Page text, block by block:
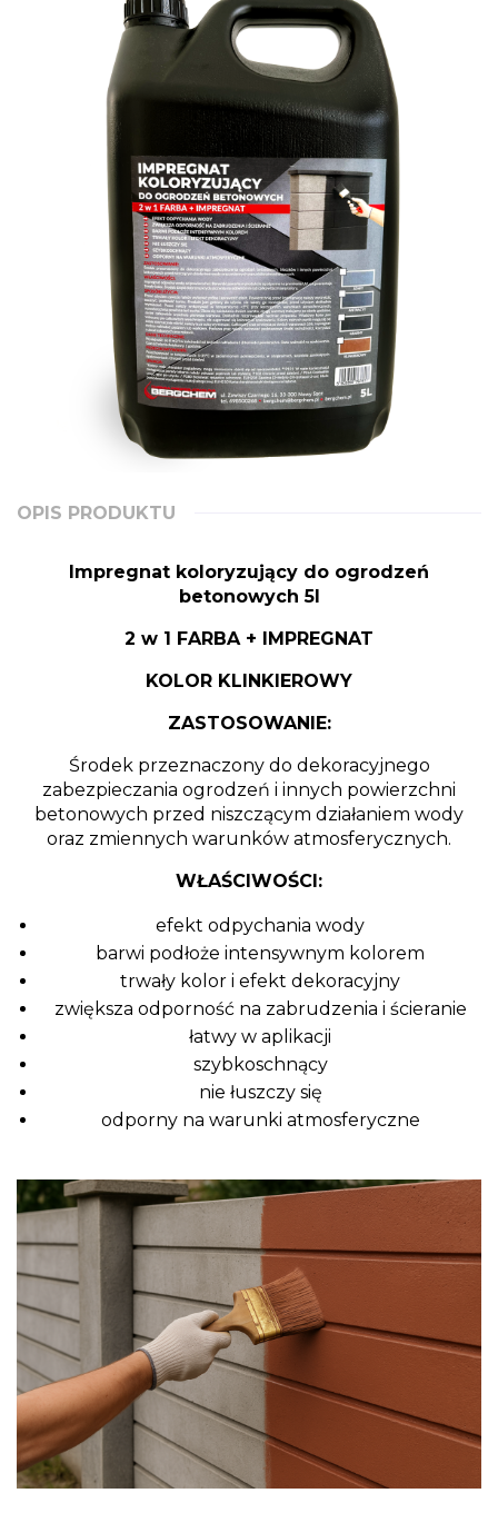
OPIS PRODUKTU
Impregnat koloryzujący do ogrodzeń
betonowych 5l
2 w 1 FARBA + IMPREGNAT
KOLOR KLINKIEROWY
ZASTOSOWANIE:
Środek przeznaczony do dekoracyjnego
zabezpieczania ogrodzeń i innych powierzchni
betonowych przed niszczącym działaniem wody
oraz zmiennych warunków atmosferycznych.
WŁAŚCIWOŚCI:
efekt odpychania wody
barwi podłoże intensywnym kolorem
trwały kolor i efekt dekoracyjny
zwiększa odporność na zabrudzenia i ścieranie
łatwy w aplikacji
szybkoschnący
nie łuszczy się
odporny na warunki atmosferyczne